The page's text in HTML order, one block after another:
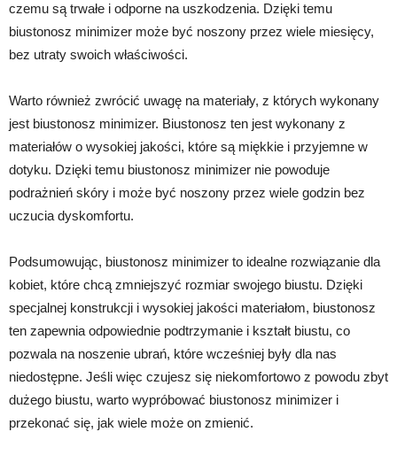
czemu są trwałe i odporne na uszkodzenia. Dzięki temu
biustonosz minimizer może być noszony przez wiele miesięcy,
bez utraty swoich właściwości.
Warto również zwrócić uwagę na materiały, z których wykonany
jest biustonosz minimizer. Biustonosz ten jest wykonany z
materiałów o wysokiej jakości, które są miękkie i przyjemne w
dotyku. Dzięki temu biustonosz minimizer nie powoduje
podrażnień skóry i może być noszony przez wiele godzin bez
uczucia dyskomfortu.
Podsumowując, biustonosz minimizer to idealne rozwiązanie dla
kobiet, które chcą zmniejszyć rozmiar swojego biustu. Dzięki
specjalnej konstrukcji i wysokiej jakości materiałom, biustonosz
ten zapewnia odpowiednie podtrzymanie i kształt biustu, co
pozwala na noszenie ubrań, które wcześniej były dla nas
niedostępne. Jeśli więc czujesz się niekomfortowo z powodu zbyt
dużego biustu, warto wypróbować biustonosz minimizer i
przekonać się, jak wiele może on zmienić.